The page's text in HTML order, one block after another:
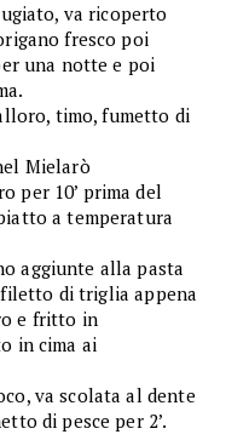
va ricoperto
fresco poi
una notte e poi
timo, fumetto di
Mielarò
per 10’ prima del
a temperatura
aggiunte alla pasta
di triglia appena
e fritto in
in cima ai
va scolata al dente
di pesce per 2’.